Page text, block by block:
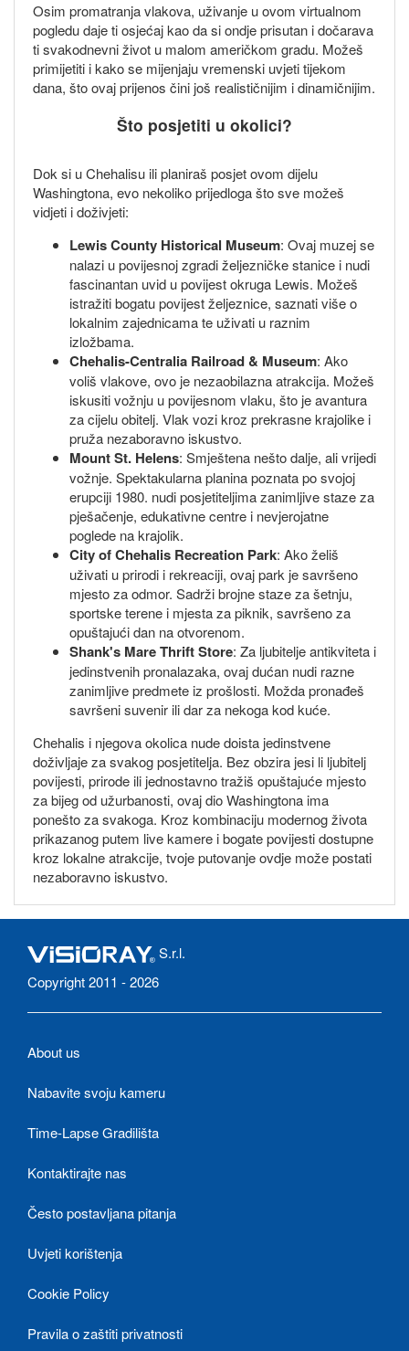
Osim promatranja vlakova, uživanje u ovom virtualnom
pogledu daje ti osjećaj kao da si ondje prisutan i dočarava
ti svakodnevni život u malom američkom gradu. Možeš
primijetiti i kako se mijenjaju vremenski uvjeti tijekom
dana, što ovaj prijenos čini još realističnijim i dinamičnijim.
Što posjetiti u okolici?
Dok si u Chehalisu ili planiraš posjet ovom dijelu
Washingtona, evo nekoliko prijedloga što sve možeš
vidjeti i doživjeti:
Lewis County Historical Museum: Ovaj muzej se
nalazi u povijesnoj zgradi željezničke stanice i nudi
fascinantan uvid u povijest okruga Lewis. Možeš
istražiti bogatu povijest željeznice, saznati više o
lokalnim zajednicama te uživati u raznim
izložbama.
Chehalis-Centralia Railroad & Museum: Ako
voliš vlakove, ovo je nezaobilazna atrakcija. Možeš
iskusiti vožnju u povijesnom vlaku, što je avantura
za cijelu obitelj. Vlak vozi kroz prekrasne krajolike i
pruža nezaboravno iskustvo.
Mount St. Helens: Smještena nešto dalje, ali vrijedi
vožnje. Spektakularna planina poznata po svojoj
erupciji 1980. nudi posjetiteljima zanimljive staze za
pješačenje, edukativne centre i nevjerojatne
poglede na krajolik.
City of Chehalis Recreation Park: Ako želiš
uživati u prirodi i rekreaciji, ovaj park je savršeno
mjesto za odmor. Sadrži brojne staze za šetnju,
sportske terene i mjesta za piknik, savršeno za
opuštajući dan na otvorenom.
Shank's Mare Thrift Store: Za ljubitelje antikviteta i
jedinstvenih pronalazaka, ovaj dućan nudi razne
zanimljive predmete iz prošlosti. Možda pronađeš
savršeni suvenir ili dar za nekoga kod kuće.
Chehalis i njegova okolica nude doista jedinstvene
doživljaje za svakog posjetitelja. Bez obzira jesi li ljubitelj
povijesti, prirode ili jednostavno tražiš opuštajuće mjesto
za bijeg od užurbanosti, ovaj dio Washingtona ima
ponešto za svakoga. Kroz kombinaciju modernog života
prikazanog putem live kamere i bogate povijesti dostupne
kroz lokalne atrakcije, tvoje putovanje ovdje može postati
nezaboravno iskustvo.
S.r.l.
Copyright 2011 - 2026
About us
Nabavite svoju kameru
Time-Lapse Gradilišta
Kontaktirajte nas
Često postavljana pitanja
Uvjeti korištenja
Cookie Policy
Pravila o zaštiti privatnosti